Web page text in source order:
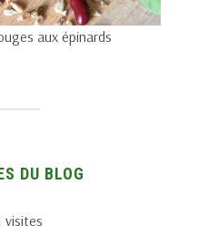
aux épinards
DU BLOG
visites